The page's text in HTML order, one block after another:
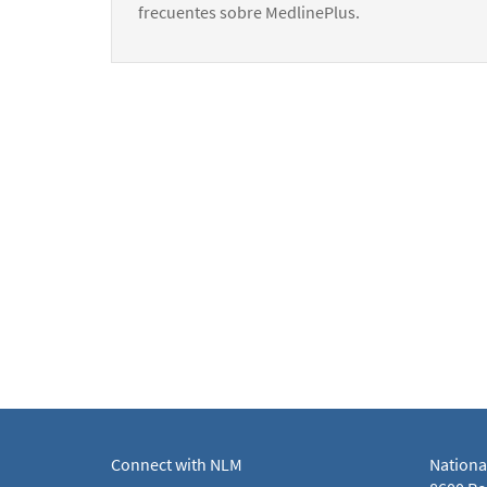
frecuentes sobre MedlinePlus.
Connect with NLM